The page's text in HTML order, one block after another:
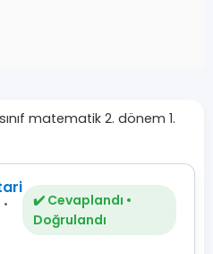
matematik 2. dönem 1.
✔️ Cevaplandı •
Doğrulandı